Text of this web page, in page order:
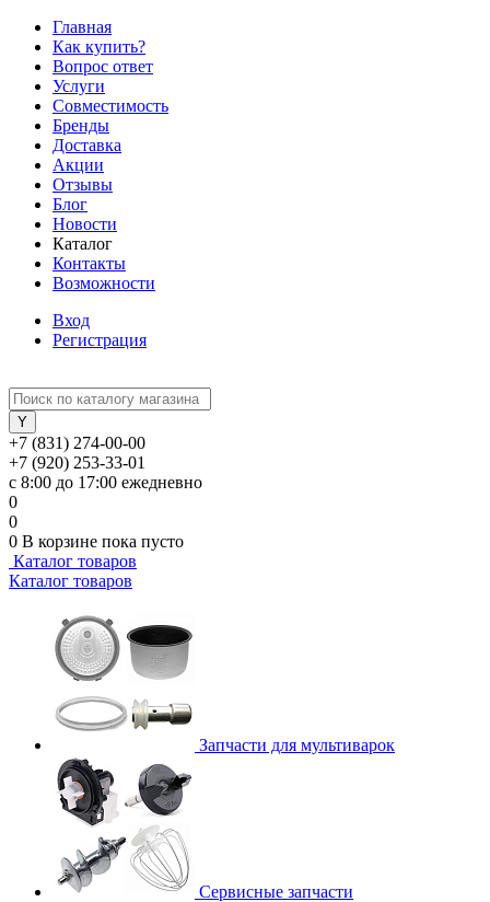
Главная
Как купить?
Вопрос ответ
Услуги
Совместимость
Бренды
Доставка
Акции
Отзывы
Блог
Новости
Каталог
Контакты
Возможности
Вход
Регистрация
+7 (831) 274-00-00
+7 (920) 253-33-01
с 8:00 до 17:00 ежедневно
0
0
0 В корзине пока пусто
Каталог товаров
Каталог товаров
Запчасти для мультиварок
Сервисные запчасти